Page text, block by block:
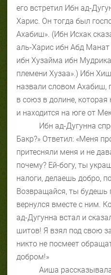
его встретил Ибн ад-
Харис. Он тогда был
Ахабиш». (Ибн Исхак
аль-Харис ибн Абд
ибн Хузайма ибн
племени Хузаа».) Ибн
назвали словом Ахабиш,
в союз в долине,
и находится на юге от
Ибн ад-Дугунна
Бакр?» Ответил: «Меня
притесняли меня и не
почему? Ей-богу, ты
налоги, делаешь добро,
Возвращайся, ты будешь
вернулся вместе с ним.
ад-Дугунна встал и
шитов! Я взял под свою
никто не посмеет
добром!»
Аиша